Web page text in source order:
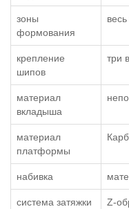
зоны
формования
крепление
шипов
три
материал
вкладыша
материал
платформы
набивка
система затяжки
Z-